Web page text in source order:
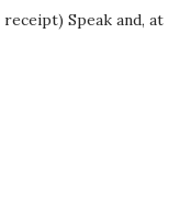
Speak and, at